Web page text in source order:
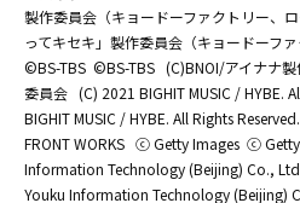
製作委員会（キョードーファクトリー、ロ
ってキセキ」製作委員会（キョードーフ
©BS-TBS ©BS-TBS (C)BNOI/アイナナ
委員会 (C) 2021 BIGHIT MUSIC / HYBE.
BIGHIT MUSIC / HYBE. All Rights Reserved.
FRONT WORKS ⓒ Getty Images ⓒ
Information Technology (Beijing) Co.,
Youku Information Technology (Beijing)